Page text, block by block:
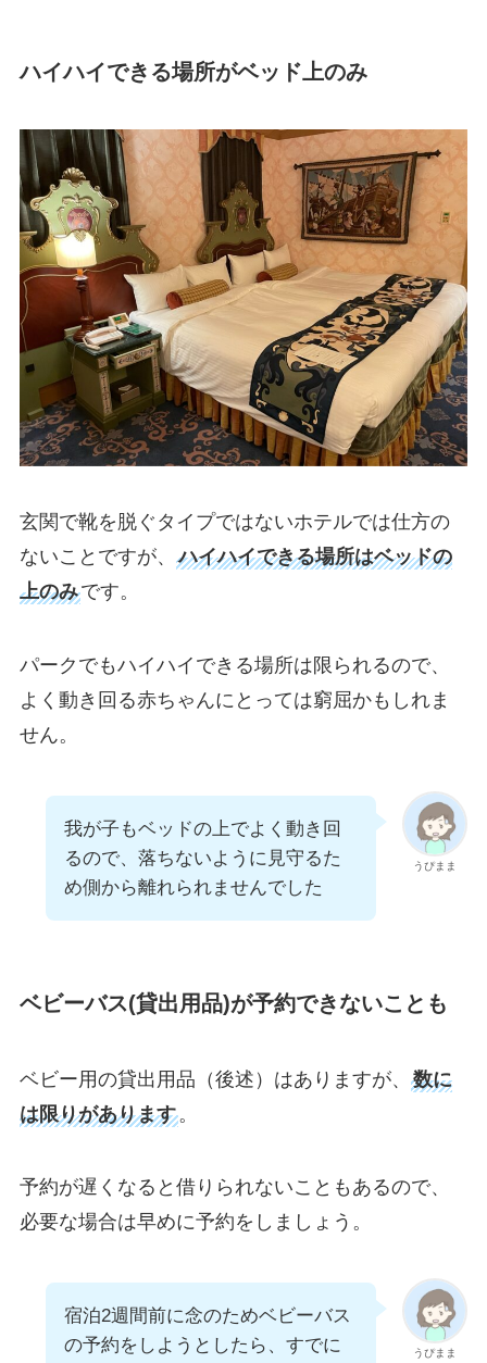
ハイハイできる場所がベッド上のみ
玄関で靴を脱ぐタイプではないホテルでは仕方の
ないことですが、 ハイハイできる場所はベッドの
上のみです。
パークでもハイハイできる場所は限られるので、
よく動き回る赤ちゃんにとっては窮屈かもしれま
せん。
うぴまま
我が子もベッドの上でよく動き回
るので、落ちないように見守るた
め側から離れられませんでした
ベビーバス(貸出用品)が予約できないことも
ベビー用の貸出用品（後述）はありますが、 数に
は限りがあります。
予約が遅くなると借りられないこともあるので、
必要な場合は早めに予約をしましょう。
うぴまま
宿泊2週間前に念のためベビーバス
の予約をしようとしたら、すでに